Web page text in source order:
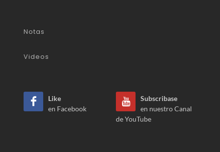
Notas
Videos
Like
en Facebook
Subscribase
en nuestro Canal
de YouTube